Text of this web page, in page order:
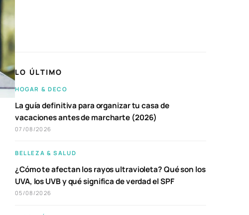
LO ÚLTIMO
HOGAR & DECO
La guía definitiva para organizar tu casa de
vacaciones antes de marcharte (2026)
07/08/2026
BELLEZA & SALUD
¿Cómo te afectan los rayos ultravioleta? Qué son los
UVA, los UVB y qué significa de verdad el SPF
05/08/2026